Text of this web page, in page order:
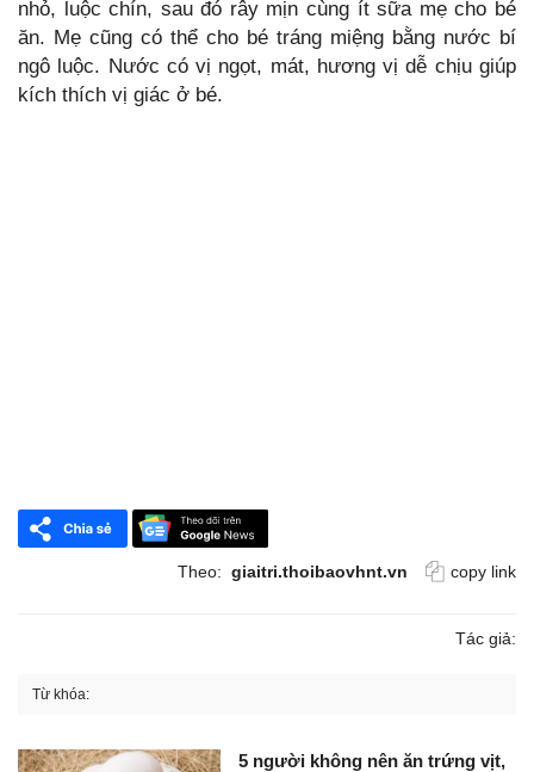
nhỏ, luộc chín, sau đó rây mịn cùng ít sữa mẹ cho bé
ăn. Mẹ cũng có thể cho bé tráng miệng bằng nước bí
ngô luộc. Nước có vị ngọt, mát, hương vị dễ chịu giúp
kích thích vị giác ở bé.
Theo: giaitri.thoibaovhnt.vn copy link
Tác giả:
Từ khóa:
5 người không nên ăn trứng vịt,